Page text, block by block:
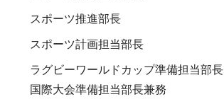
スポーツ推進部長
スポーツ計画担当部長
ラグビーワールドカップ準備担当部長
国際大会準備担当部長兼務